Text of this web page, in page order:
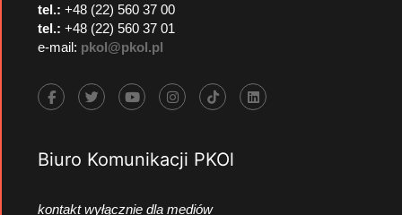
tel.: +48 (22) 560 37 00
tel.: +48 (22) 560 37 01
e-mail: pkol@pkol.pl
Biuro Komunikacji PKOl
kontakt wyłącznie dla mediów